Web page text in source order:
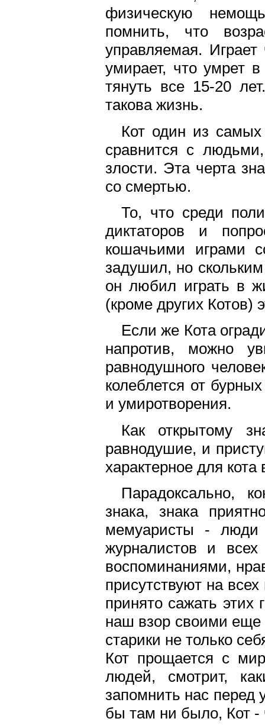
физическую
помнить, что
управляемая.
умирает, что умрет
тянуть все 15-20
такова жизнь.
Кот один из
сравнится с
злости. Эта черта
со смертью.
То, что среди
диктаторов и
кошачьими играми
задушил, но
он любил играть в
(кроме других Котов)
Если же Кота
напротив, можно
равнодушного
колеблется от
и умиротворения.
Как открытому
равнодушие, и
характерное для
Парадоксально,
знака, знака
мемуаристы - люди
журналистов и
воспоминаниями,
присутствуют на
принято сажать этих
наш взор своими
старики не только
Кот прощается с
людей, смотрит,
запомнить нас перед
бы там ни было, Кот -